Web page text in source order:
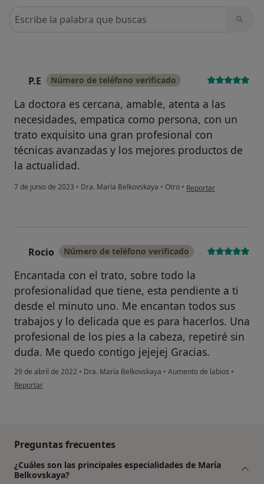
Busca en opiniones
P.E Número de teléfono verificado
La doctora es cercana, amable, atenta a las
necesidades, empatica como persona, con un
trato exquisito una gran profesional con
técnicas avanzadas y los mejores productos de
la actualidad.
7 de junio de 2023 • Dra. María Belkovskaya • Otro • en opinión del usuario
Reportar
Rocio Número de teléfono verificado
Encantada con el trato, sobre todo la
profesionalidad que tiene, esta pendiente a ti
desde el minuto uno. Me encantan todos sus
trabajos y lo delicada que es para hacerlos. Una
profesional de los pies a la cabeza, repetiré sin
duda. Me quedo contigo jejejej Gracias.
29 de abril de 2022 • Dra. María Belkovskaya • Aumento de labios •
en opinión del usuario Rocio
Reportar
Preguntas frecuentes
¿Cuáles son las principales especialidades de María
Belkovskaya?